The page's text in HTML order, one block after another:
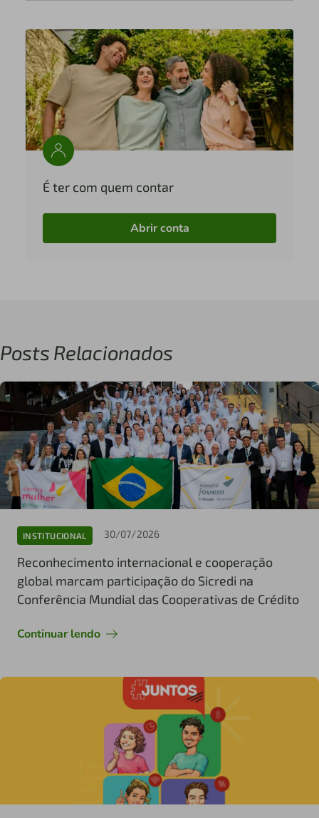
É ter com quem contar
Abrir conta
Posts Relacionados
INSTITUCIONAL 30/07/2026
Reconhecimento internacional e cooperação
global marcam participação do Sicredi na
Conferência Mundial das Cooperativas de Crédito
Continuar lendo